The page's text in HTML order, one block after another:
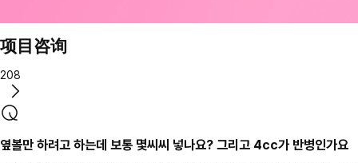
项目咨询
208
옆볼만 하려고 하는데 보통 몇씨씨 넣나요? 그리고 4cc가 반병인가요